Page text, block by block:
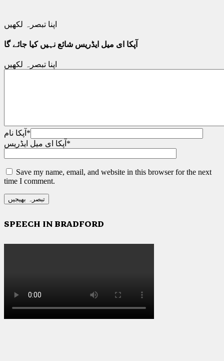
اپنا تبصرہ لکھیں
آپکا ای میل ایڈریس شائع نہیں کیا جائے گا
اپنا تبصرہ لکھیں
آپکا نام *
آپکا ای میل ایڈریس *
Save my name, email, and website in this browser for the next
time I comment.
SPEECH IN BRADFORD